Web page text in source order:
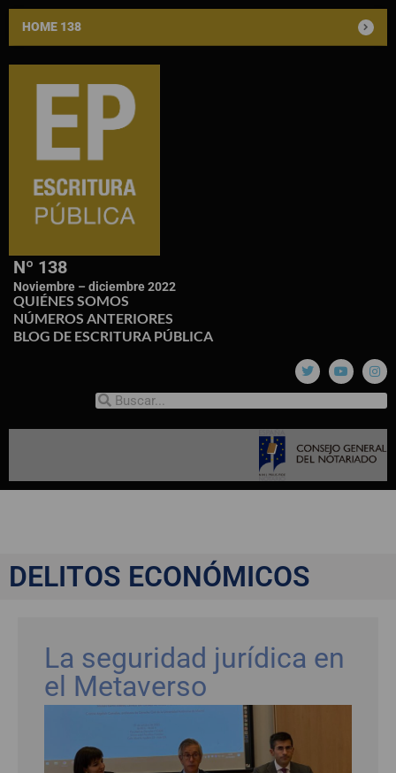
HOME 138
Nº 138
Noviembre – diciembre 2022
QUIÉNES SOMOS
NÚMEROS ANTERIORES
BLOG DE ESCRITURA PÚBLICA
DELITOS ECONÓMICOS
La seguridad jurídica en
el Metaverso